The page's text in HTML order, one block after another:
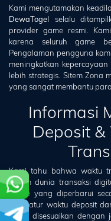
Kami mengutamakan
DewaTogel selalu
provider game resmi.
karena seluruh game
Pengalaman pengguna
meningkatkan
lebih strategis. Sitem Zona
yang sangat membantu
Informasi
Deposit
Kami tahu bahwa waktu
dalam dunia transaksi
offline yang diperbarui
mengatur waktu deposit
selalu disesuaikan